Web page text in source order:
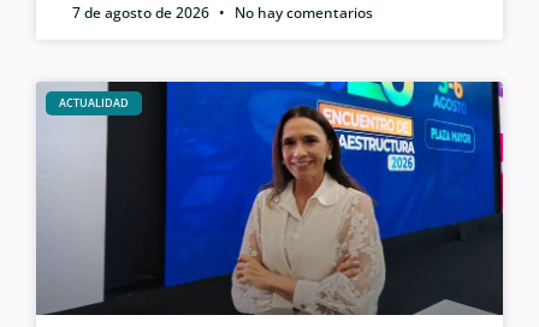
7 de agosto de 2026
No hay comentarios
ACTUALIDAD